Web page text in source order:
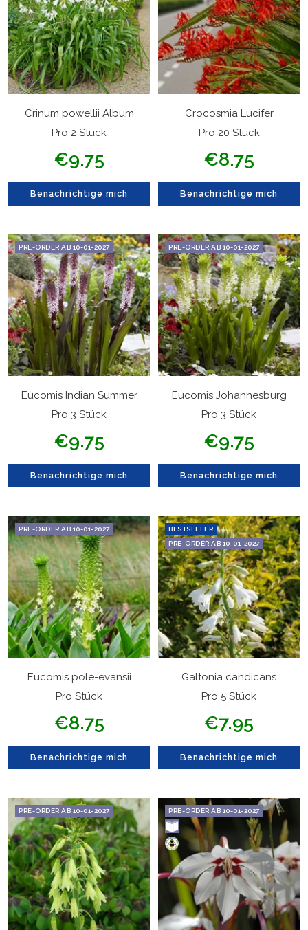
Crinum powellii Album
Pro 2 Stück
Angebotspreis
€9.75
Benachrichtige mich
Crocosmia Lucifer
Pro 20 Stück
Angebotspreis
€8.75
Benachrichtige mich
PRE-ORDER AB 10-01-2027
Eucomis Indian Summer
Pro 3 Stück
Angebotspreis
€9.75
Benachrichtige mich
PRE-ORDER AB 10-01-2027
Eucomis Johannesburg
Pro 3 Stück
Angebotspreis
€9.75
Benachrichtige mich
PRE-ORDER AB 10-01-2027
Eucomis pole-evansii
Pro Stück
Angebotspreis
€8.75
Benachrichtige mich
BESTSELLER
PRE-ORDER AB 10-01-2027
Galtonia candicans
Pro 5 Stück
Angebotspreis
€7.95
Benachrichtige mich
PRE-ORDER AB 10-01-2027 PRE-ORDER AB 10-01-2027